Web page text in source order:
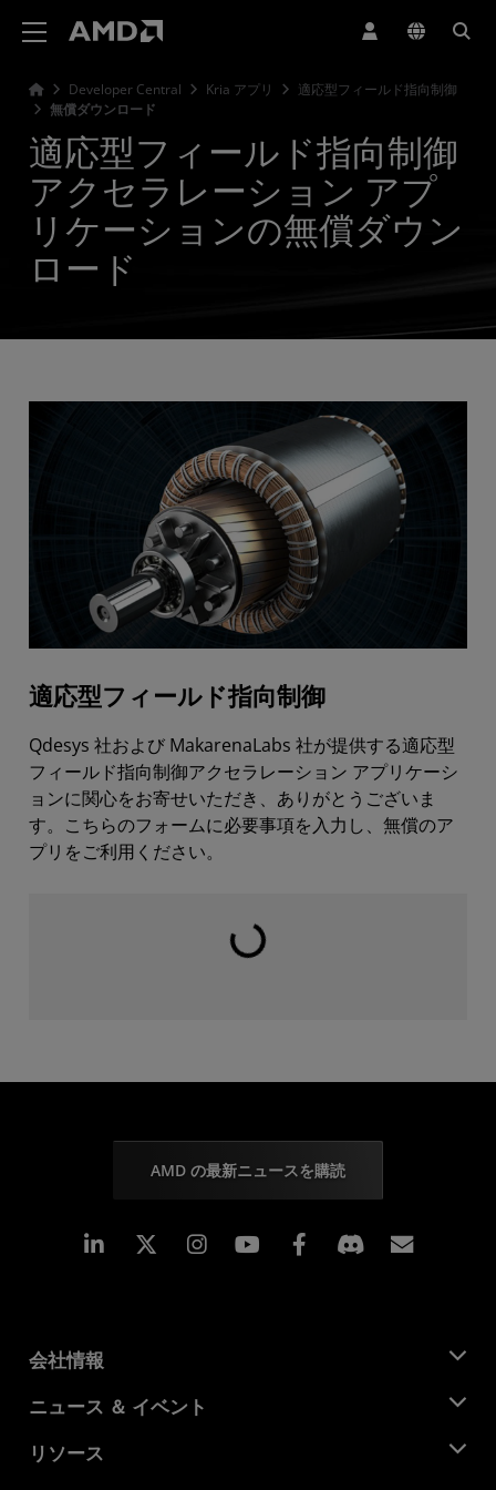
Developer Central Kria アプリ
適応型フィールド指向制御
無償ダウンロード
適応型フィールド指向制御
アクセラレーション アプ
リケーションの無償ダウン
ロード
適応型フィールド指向制御
Qdesys 社および MakarenaLabs 社が提供する適応型
フィールド指向制御アクセラレーション アプリケーシ
ョンに関心をお寄せいただき、ありがとうございま
す。こちらのフォームに必要事項を入力し、無償のア
プリをご利用ください。
読み込み中...
AMD の最新ニュースを購読
Linkedin Instagram Facebook
会社情報
AMD について
企業責任
ニュース ＆ イベント
ニュースルーム
リソース